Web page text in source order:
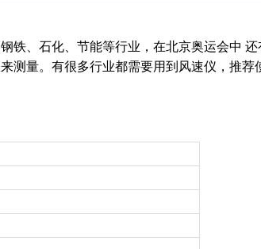
钢铁、石化、节能等行业，在北京奥运会中
测量。有很多行业都需要用到风速仪，推荐